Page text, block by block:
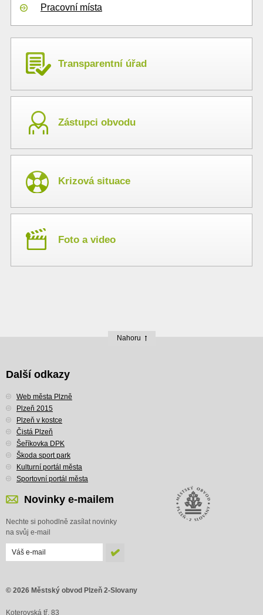
Pracovní místa
Transparentní úřad
Zástupci obvodu
Krizová situace
Foto a video
Nahoru
Další odkazy
Web města Plzně
Plzeň 2015
Plzeň v kostce
Čistá Plzeň
Šeříkovka DPK
Škoda sport park
Kulturní portál města
Sportovní portál města
Novinky e-mailem
Nechte si pohodlně zasílat novinky
na svůj e-mail
© 2026 Městský obvod Plzeň 2-Slovany
Koterovská tř. 83